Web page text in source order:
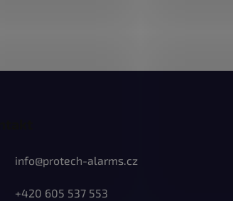
info@protech-alarms.cz
+420 605 537 553